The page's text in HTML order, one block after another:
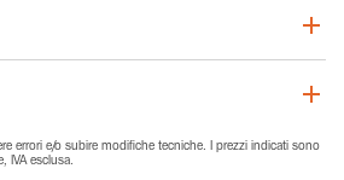
errori e/o subire modifiche tecniche. I prezzi indicati sono
IVA esclusa.